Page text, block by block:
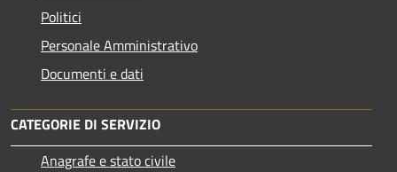
Politici
Personale Amministrativo
Documenti e dati
CATEGORIE DI SERVIZIO
Anagrafe e stato civile